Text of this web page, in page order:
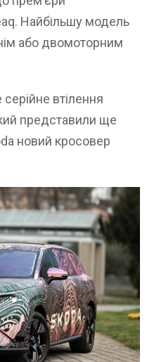
Найбільшу модель
або двомоторним
втілення
представили ще
новий кросовер